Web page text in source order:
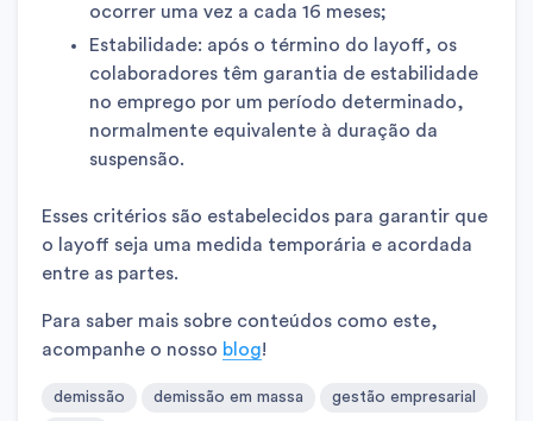
ocorrer uma vez a cada 16 meses;
Estabilidade: após o término do layoff, os
colaboradores têm garantia de estabilidade
no emprego por um período determinado,
normalmente equivalente à duração da
suspensão.
Esses critérios são estabelecidos para garantir que
o layoff seja uma medida temporária e acordada
entre as partes.
Para saber mais sobre conteúdos como este,
acompanhe o nosso blog!
demissão demissão em massa gestão empresarial